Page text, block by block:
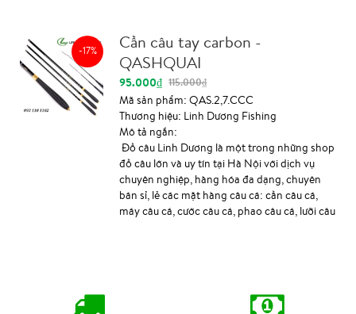
Zalo/Facebook/Viber/Whatapps/SMS: 093
110 1102, 098 661 4488 Hoặc mua hàng trực
tiếp tại địa chỉ: Số 12, ngõ 1, Phan Huy Chú,
Hà Đông, Hà Nội Xem bản đồ chỉ dẫn đường
đi Thông tin sản phẩm: Cần câu cá Gama
Superpro CXT phù hợp cho mọi người câu
đầu cần, câu lục, câu lancer, câu đơn, câu lục
xa bờ 15-20m, cần được thiết kế 4 khúc thụt
với độ dài khi thu gọn là 117cm. Cần được làm
bằng vật...
-17%
Cần câu tay carbon -
QASHQUAI
95.000₫ 115.000₫
Mã sản phẩm:QAS.2,7.CCC
Thương hiệu: Linh Dương Fishing
Mô tả ngắn:
Đồ câu Linh Dương là một trong những shop
đồ câu lớn và uy tín tại Hà Nội với dịch vụ
chuyên nghiệp, hàng hóa đa dạng, chuyên
bán sỉ, lẻ các mặt hàng câu cá: cần câu cá,
máy câu cá, cước câu cá, phao câu cá, lưỡi câu
câu tay QASHQUAI được làm bằng chất liệu